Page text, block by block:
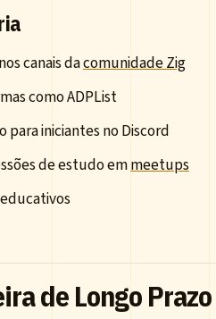
canais dacomunidade Zig
como ADPList
para iniciantes no Discord
de estudo emmeetups
de Longo Prazo